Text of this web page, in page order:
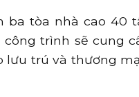
ba tòa nhà cao 40
trình sẽ cung
trú và thương